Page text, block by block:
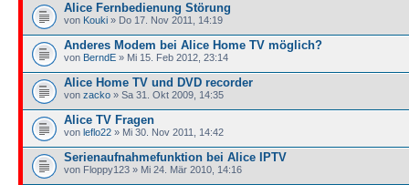
Alice Fernbedienung Störung
von Kouki » Do 17. Nov 2011, 14:19
Anderes Modem bei Alice Home TV möglich?
von BerndE » Mi 15. Feb 2012, 23:14
Alice Home TV und DVD recorder
von zacko » Sa 31. Okt 2009, 14:35
Alice TV Fragen
von leflo22 » Mi 30. Nov 2011, 14:42
Serienaufnahmefunktion bei Alice IPTV
von Floppy123 » Mi 24. Mär 2010, 14:16